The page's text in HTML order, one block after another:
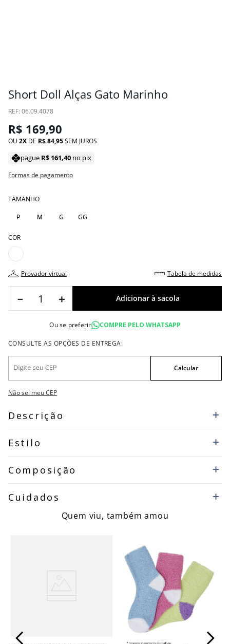
Short Doll Alças Gato Marinho
: 06.09.4078
R$ 169,90
OU 2 DE R$84,95SEM JUROS
pague R$ 161,40 no pix
Formas de pagamento
TAMANHO
P M G GG
COR
provador virtual tabela de medidas
＋
－
Ou se preferir COMPRE PELO WHATSAPP
Não sei meu CEP
Descrição
Estilo
Composição
Cuidados
Quem viu, também amou